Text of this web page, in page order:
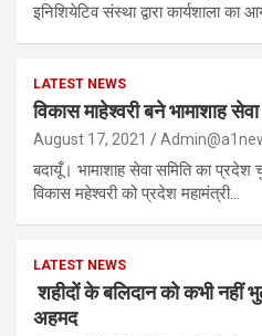
इनिशियेटिव संस्था द्वारा कार्यशाला का
LATEST NEWS
विकास माहेश्वरी बने भामाशाह
August 17, 2021
बदायूँ। भामाशाह सेवा समिति का
विकास महेश्वरी को प्रदेश महामंत्री…
LATEST NEWS
शहीदों के बलिदान को कभी नहीं
अहमद